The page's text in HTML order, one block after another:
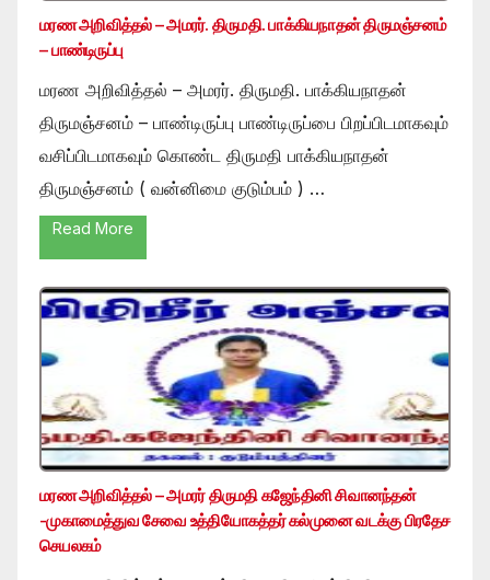
மரண அறிவித்தல் – அமரர். திருமதி. பாக்கியநாதன் திருமஞ்சனம்
– பாண்டிருப்பு
மரண அறிவித்தல் – அமரர். திருமதி. பாக்கியநாதன்
திருமஞ்சனம் – பாண்டிருப்பு பாண்டிருப்பை பிறப்பிடமாகவும்
வசிப்பிடமாகவும் கொண்ட திருமதி பாக்கியநாதன்
திருமஞ்சனம் ( வன்னிமை குடும்பம் ) …
Read More
மரண அறிவித்தல் – அமரர் திருமதி கஜேந்தினி சிவானந்தன்
-முகாமைத்துவ சேவை உத்தியோகத்தர் கல்முனை வடக்கு பிரதேச
செயலகம்